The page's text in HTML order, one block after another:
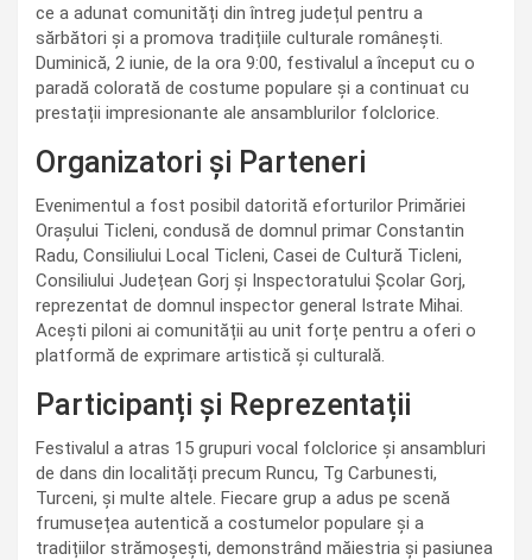
ce a adunat comunități din întreg județul pentru a
sărbători și a promova tradițiile culturale românești.
Duminică, 2 iunie, de la ora 9:00, festivalul a început cu o
paradă colorată de costume populare și a continuat cu
prestații impresionante ale ansamblurilor folclorice.
Organizatori și Parteneri
Evenimentul a fost posibil datorită eforturilor Primăriei
Orașului Ticleni, condusă de domnul primar Constantin
Radu, Consiliului Local Ticleni, Casei de Cultură Ticleni,
Consiliului Județean Gorj și Inspectoratului Școlar Gorj,
reprezentat de domnul inspector general Istrate Mihai.
Acești piloni ai comunității au unit forțe pentru a oferi o
platformă de exprimare artistică și culturală.
Participanți și Reprezentații
Festivalul a atras 15 grupuri vocal folclorice și ansambluri
de dans din localități precum Runcu, Tg Carbunesti,
Turceni, și multe altele. Fiecare grup a adus pe scenă
frumusețea autentică a costumelor populare și a
tradițiilor strămoșești, demonstrând măiestria și pasiunea